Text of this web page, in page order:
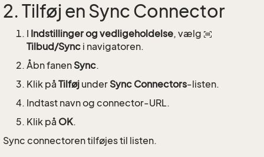
2. Tilføj en Sync Connector
I Indstillinger og vedligeholdelse, vælg
Tilbud/Sync i navigatoren.
Åbn fanen Sync.
Klik på Tilføj under Sync Connectors-listen.
Indtast navn og connector-URL.
Klik på OK.
Sync connectoren tilføjes til listen.